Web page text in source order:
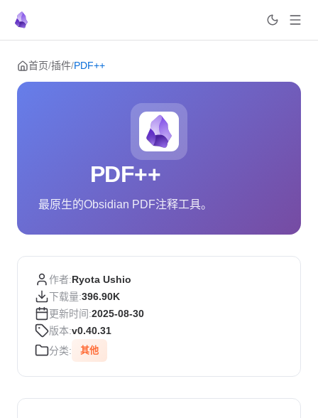
Skip to content
首页/插件/PDF++
PDF++
最原生的Obsidian PDF注释工具。
作者:Ryota Ushio
下载量:396.90K
更新时间:2025-08-30
版本:v0.40.31
分类:
其他